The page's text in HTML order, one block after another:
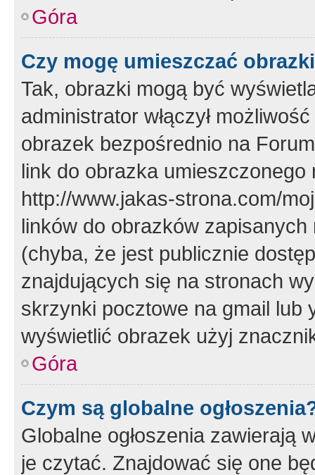
Góra
Czy mogę umieszczać
Tak, obrazki mogą być
administrator włączył
obrazek bezpośrednio na
link do obrazka
http://www.jakas-strona.com/
linków do obrazków
(chyba, że jest publicznie
znajdujących się na stronach
skrzynki pocztowe na gmail lub
wyświetlić obrazek użyj
Góra
Czym są globalne
Globalne ogłoszenia zawierają
je czytać. Znajdować się one